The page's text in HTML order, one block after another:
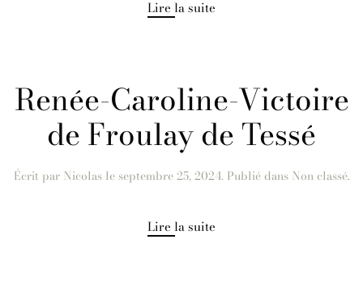
Lire la suite
Renée-Caroline-Victoire
de Froulay de Tessé
Écrit par Nicolasleseptembre 25, 2024. Publié dans Non classé.
Lire la suite